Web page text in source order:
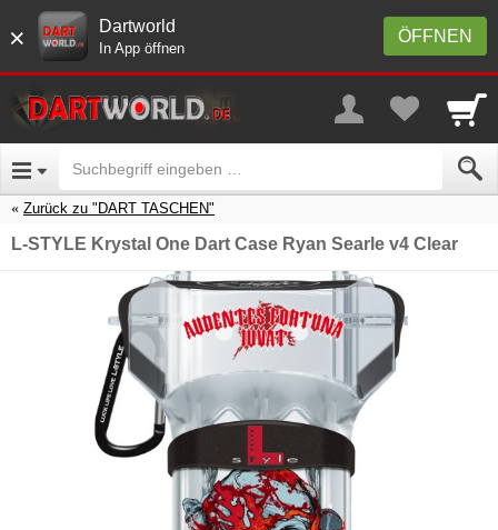
× ÖFFNEN
Dartworld
In App öffnen
Zurück zu "DART TASCHEN"
L-STYLE Krystal One Dart Case Ryan Searle v4 Clear